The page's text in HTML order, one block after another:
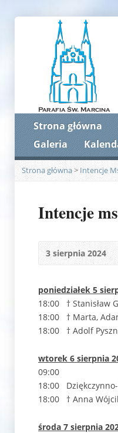
Strona główna
Galeria
Strona główna>Intencje
Intencje
3 sierpnia 2024
poniedziałek 5
18:00 † Stanisław
18:00 † Marta,
18:00 † Adolf
wtorek 6 sierpnia
09:00
18:00
18:00 † Anna
środa 7 sierpnia